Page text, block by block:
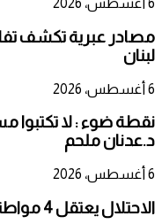
6 أغسطس، 2026
مصادر عبرية تكشف
لبنان
6 أغسطس، 2026
نقطة ضوء : لا تكتبوا
د.عدنان ملحم
6 أغسطس، 2026
الاحتلال يعتقل 4 مواطنين من محافظة نابلس